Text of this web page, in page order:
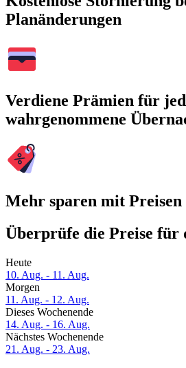
Planänderungen
Verdiene Prämien für
wahrgenommene
Mehr sparen mit
Überprüfe die Preise für
Heute
10. Aug. - 11. Aug.
Morgen
11. Aug. - 12. Aug.
Dieses Wochenende
14. Aug. - 16. Aug.
Nächstes Wochenende
21. Aug. - 23. Aug.